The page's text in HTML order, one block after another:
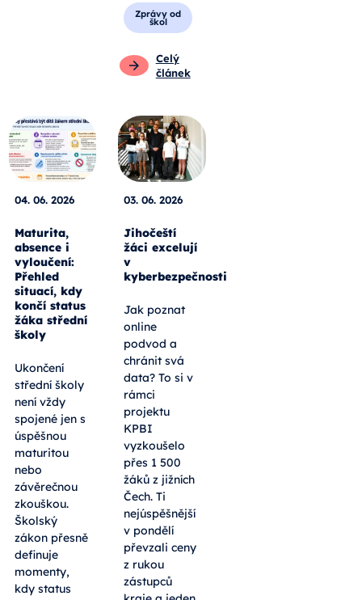
Zprávy od
škol
Celý
článek
04. 06. 2026
Maturita,
absence i
vyloučení:
Přehled
situací, kdy
končí status
žáka střední
školy
Ukončení
střední školy
není vždy
spojené jen s
úspěšnou
maturitou
nebo
závěrečnou
zkouškou.
Školský
zákon přesně
definuje
momenty,
kdy status
03. 06. 2026
Jihočeští
žáci excelují
v
kyberbezpečnosti
Jak poznat
online
podvod a
chránit svá
data? To si v
rámci
projektu
KPBI
vyzkoušelo
přes 1 500
žáků z jižních
Čech. Ti
nejúspěšnější
v pondělí
převzali ceny
z rukou
zástupců